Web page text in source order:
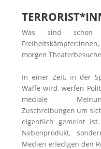
Was sind schon
morgen
In einer Zeit, in der
Waffe wird, werfen
mediale
Zuschreibungen um
eigentlich gemeint
Nebenprodukt,
Medien erledigen den